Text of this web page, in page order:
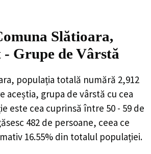
Slătioara,
Grupe de Vârstă
populația totală numără 2,912
aceștia, grupa de vârstă cu cea
este cea cuprinsă între 50 - 59 de
482 de persoane, ceea ce
16.55% din totalul populației.